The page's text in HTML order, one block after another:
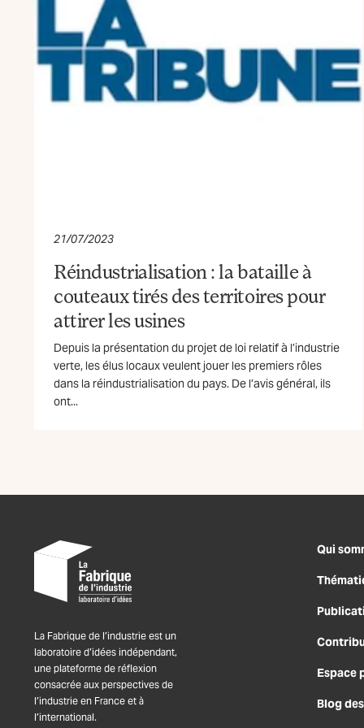
21/07/2023
Réindustrialisation : la bataille à
couteaux tirés des territoires pour
attirer les usines
Depuis la présentation du projet de loi relatif à l’industrie
verte, les élus locaux veulent jouer les premiers rôles
dans la réindustrialisation du pays. De l’avis général, ils
ont...
La Fabrique de l’industrie est un
laboratoire d’idées indépendant,
une plateforme de réflexion
consacrée aux perspectives de
l’industrie en France et à
l’international.
Qui
Espace
Blog